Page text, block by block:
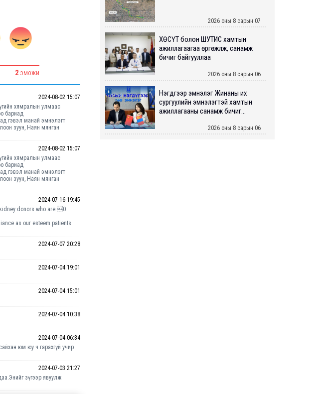
2 ЭМОЖИ
2024-08-02 15:07
хямралын улмаас
бариад
гэвэл манай эмнэлэгт
зуун, Наян мянган
2024-08-02 15:07
хямралын улмаас
бариад
гэвэл манай эмнэлэгт
зуун, Наян мянган
2024-07-16 19:45
donors who are 0
as our esteem patients
2024-07-07 20:28
2024-07-04 19:01
2024-07-04 15:01
2024-07-04 10:38
2024-07-04 06:34
юм юу ч гарахгүй учир
2024-07-03 21:27
зүгээр явуулж
2026 оны 8 сарын 07
ХӨСҮТ болон ШУТИС хамтын
ажиллагаагаа өргөжүүлж, санамж
бичиг байгууллаа
2026 оны 8 сарын 06
Нэгдүгээр эмнэлэг Жинаны их
сургуулийн эмнэлэгтэй хамтын
ажиллагааны санамж бичиг...
2026 оны 8 сарын 06